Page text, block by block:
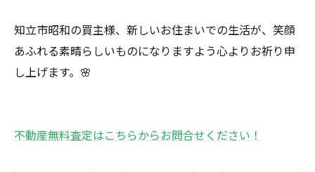
知立市昭和の買主様、新しいお住まいでの生活が、笑顔
あふれる素晴らしいものになりますよう心よりお祈り申
し上げます。🌸
不動産無料査定はこちらからお問合せください！